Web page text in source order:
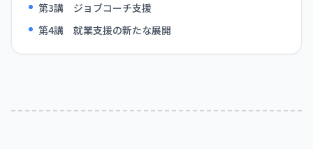
第3講 ジョブコーチ支援
第4講 就業支援の新たな展開